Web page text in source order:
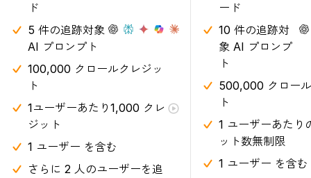
ド
5 件の追跡対象
AI プロンプト
100,000 クロールクレジッ
ト
1ユーザーあたり1,000 クレ
ジット
1 ユーザー を含む
さらに 2 人のユーザーを追
ード
10 件の追跡対
象 AI プロンプ
ト
500,000 クロー
ト
1 ユーザーあたり
ット数無制限
1 ユーザー を含む